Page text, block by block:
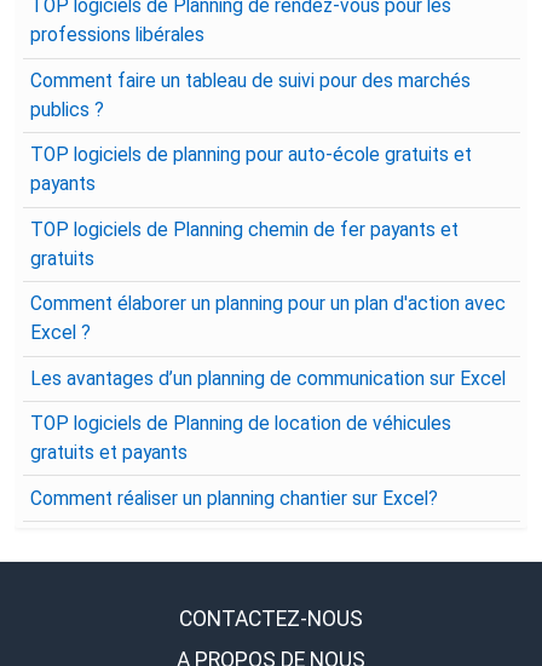
TOP logiciels de Planning de rendez-vous pour les
professions libérales
Comment faire un tableau de suivi pour des marchés
publics ?
TOP logiciels de planning pour auto-école gratuits et
payants
TOP logiciels de Planning chemin de fer payants et
gratuits
Comment élaborer un planning pour un plan d'action avec
Excel ?
Les avantages d’un planning de communication sur Excel
TOP logiciels de Planning de location de véhicules
gratuits et payants
Comment réaliser un planning chantier sur Excel?
CONTACTEZ-NOUS
A PROPOS DE NOUS